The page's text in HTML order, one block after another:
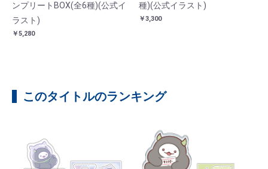
ンプリートBOX(全6種)(公式イ
ラスト)
￥5,280
種)(公式イラスト)
￥3,300
このタイトルのランキング